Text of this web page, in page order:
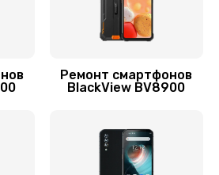
(батареи) телефона
аккаунта телефона
Ремонт смартфонов
BlackView BV8900